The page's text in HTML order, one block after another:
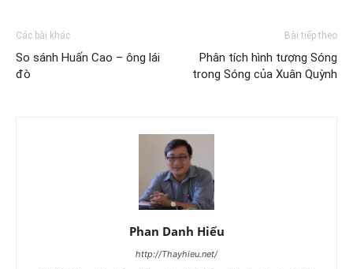
Các bài khác
So sánh Huấn Cao – ông lái
đò
Bài tiếp theo
Phân tích hình tượng Sóng
trong Sóng của Xuân Quỳnh
Phan Danh Hiếu
http://Thayhieu.net/